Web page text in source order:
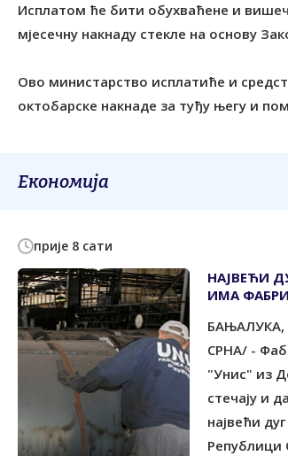
Исплатом ће бити обухваћене и
мјесечну накнаду стекле на основу
Ово министарство исплатиће и
октобарске накнаде за туђу његу и
Економија
прије 8 сати
НАЈВЕЋИ
ИМА
СТЕЧАЈУ
БАЊАЛУКА,
СРНА/ -
"Унис" из
стечају и
највећи
Републици